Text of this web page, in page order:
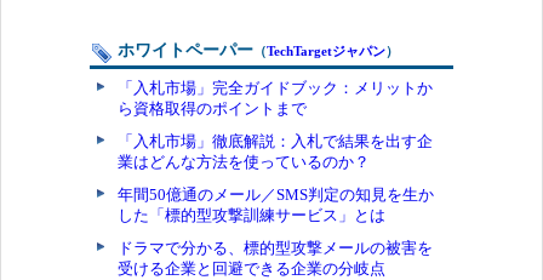
ホワイトペーパー （TechTargetジャパン）
「入札市場」完全ガイドブック：メリットか
ら資格取得のポイントまで
「入札市場」徹底解説：入札で結果を出す企
業はどんな方法を使っているのか？
年間50億通のメール／SMS判定の知見を生か
した「標的型攻撃訓練サービス」とは
ドラマで分かる、標的型攻撃メールの被害を
受ける企業と回避できる企業の分岐点